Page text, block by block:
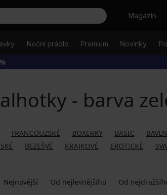
HledatMagazín
Noční prádlo Premium Novinky
- barva
FRANCOUZSKÉ BOXERKY BASIC
BEZEŠVÉ KRAJKOVÉ EROTICKÉ
Nejnovější Od nejlevnějšího Od